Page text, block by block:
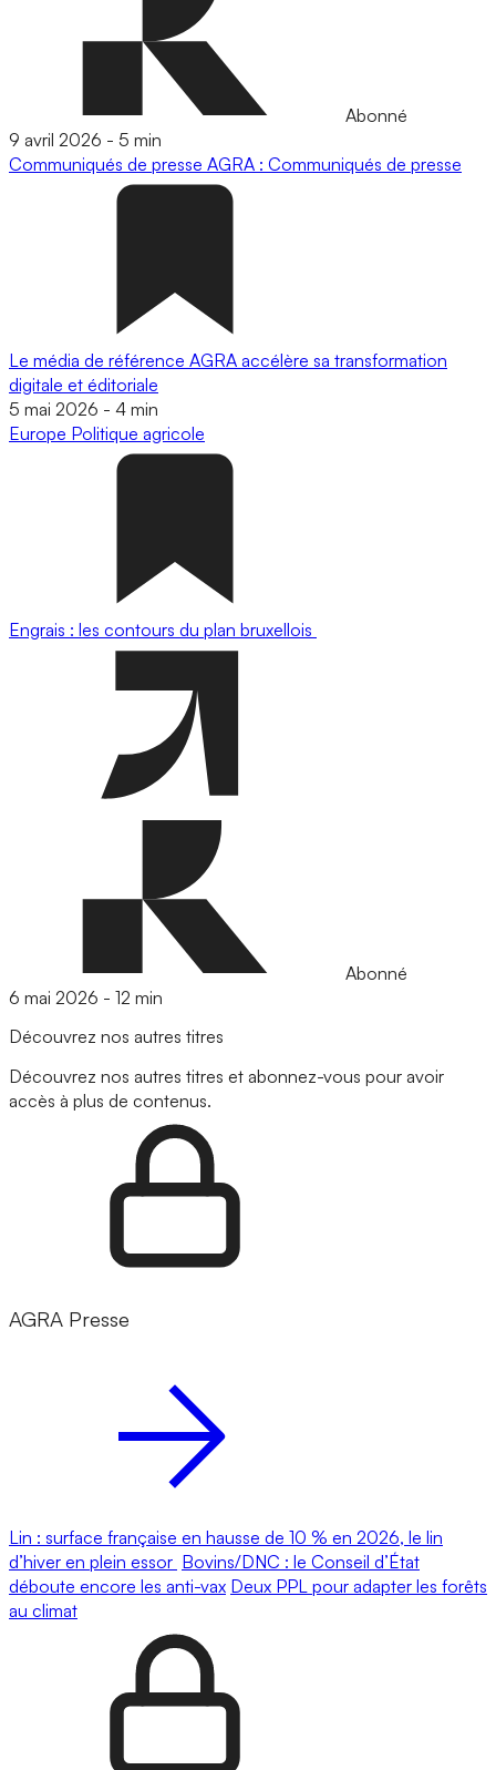
Abonné
9 avril 2026 - 5 min
Communiqués de presse AGRA : Communiqués de presse
Le média de référence AGRA accélère sa transformation
digitale et éditoriale
5 mai 2026 - 4 min
Europe Politique agricole
Engrais : les contours du plan bruxellois
Abonné
6 mai 2026 - 12 min
Découvrez nos autres titres
Découvrez nos autres titres et abonnez-vous pour avoir
accès à plus de contenus.
AGRA Presse
Lin : surface française en hausse de 10 % en 2026, le lin
d’hiver en plein essor Bovins/DNC : le Conseil d’État
déboute encore les anti-vax Deux PPL pour adapter les forêts
au climat